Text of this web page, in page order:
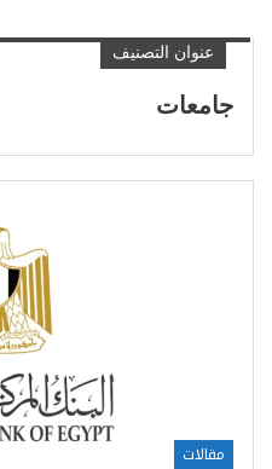
عنوان التصنيف
جامعات
مقالات